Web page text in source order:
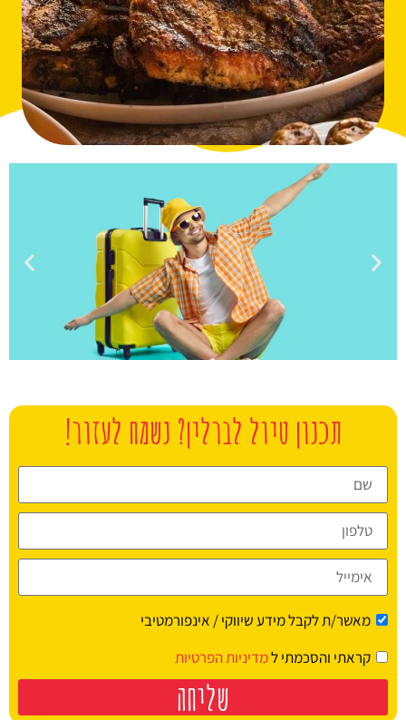
מציאת
טיסה זולה?
פה!
תכנון טיול לברלין? נשמח לעזור!
מאשר/ת לקבל מידע שיווקי / אינפורמטיבי
קראתי והסכמתי למדיניות הפרטיות
שליחה